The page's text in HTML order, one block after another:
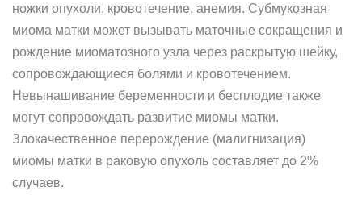
ножки опухоли, кровотечение, анемия. Субмукозная
миома матки может вызывать маточные сокращения и
рождение миоматозного узла через раскрытую шейку,
сопровождающиеся болями и кровотечением.
Невынашивание беременности и бесплодие также
могут сопровождать развитие миомы матки.
Злокачественное перерождение (малигнизация)
миомы матки в раковую опухоль составляет до 2%
случаев.